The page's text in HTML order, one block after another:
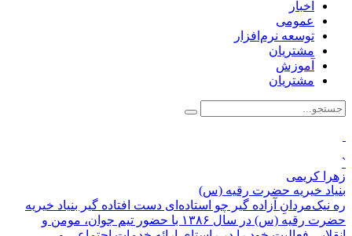
اخبار
عمومی
توسعه نرم‌افزار ​
مشتریان
آموزش
مشتریان
`
زهرا کریمی
بنیاد خیریه حضرت رقیه (س)
ره نیک‌مردان‌ِ آزاده گیر چو استاده‌ای دست افتاده گیر بنیاد خیریه
حضرت رقیه (س) در سال ۱۳۸۶ با حضور تیم جوان، مومن و